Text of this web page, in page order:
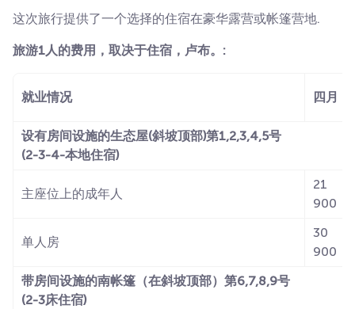
这次旅行提供了一个选择的住宿在豪华露营或帐篷营地.
旅游1人的费用，取决于住宿，卢布。:
就业情况 四月
设有房间设施的生态屋(斜坡顶部)第1,2,3,4,5号
(2-3-4-本地住宿)
主座位上的成年人
21
900
单人房
30
900
带房间设施的南帐篷（在斜坡顶部）第6,7,8,9号
(2-3床住宿)